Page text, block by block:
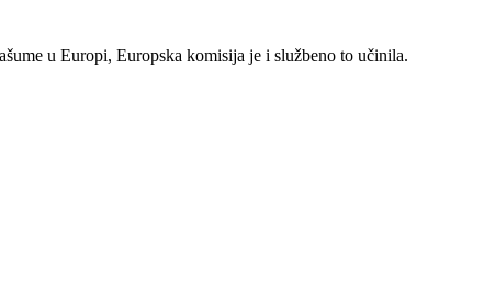
u Europi, Europska komisija je i službeno to učinila.